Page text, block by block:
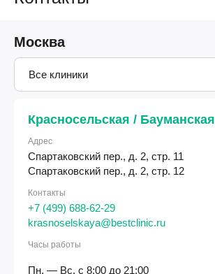
Москва
Все клиники
Красносельская / Бауманская
Адрес
Спартаковский пер., д. 2, стр. 11
Спартаковский пер., д. 2, стр. 12
Контакты
+7 (499) 688-62-29
krasnoselskaya@bestclinic.ru
Часы работы
Пн. — Вс. с 8:00 до 21:00